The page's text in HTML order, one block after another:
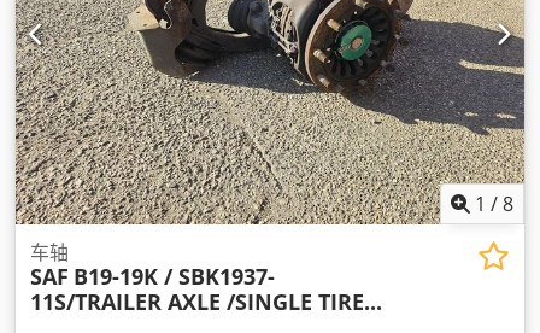
1 /8
车轴
SAF B19-19K / SBK1937-
11S/TRAILER AXLE /SINGLE TIRE...